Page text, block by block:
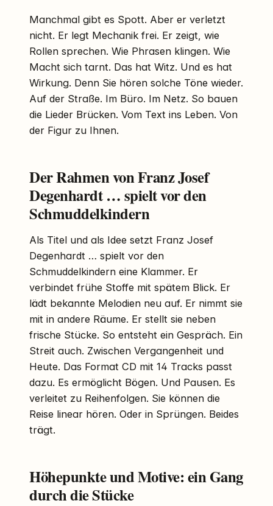
Manchmal gibt es Spott. Aber er verletzt
nicht. Er legt Mechanik frei. Er zeigt, wie
Rollen sprechen. Wie Phrasen klingen. Wie
Macht sich tarnt. Das hat Witz. Und es hat
Wirkung. Denn Sie hören solche Töne wieder.
Auf der Straße. Im Büro. Im Netz. So bauen
die Lieder Brücken. Vom Text ins Leben. Von
der Figur zu Ihnen.
Der Rahmen von Franz Josef
Degenhardt … spielt vor den
Schmuddelkindern
Als Titel und als Idee setzt Franz Josef
Degenhardt … spielt vor den
Schmuddelkindern eine Klammer. Er
verbindet frühe Stoffe mit spätem Blick. Er
lädt bekannte Melodien neu auf. Er nimmt sie
mit in andere Räume. Er stellt sie neben
frische Stücke. So entsteht ein Gespräch. Ein
Streit auch. Zwischen Vergangenheit und
Heute. Das Format CD mit 14 Tracks passt
dazu. Es ermöglicht Bögen. Und Pausen. Es
verleitet zu Reihenfolgen. Sie können die
Reise linear hören. Oder in Sprüngen. Beides
trägt.
Höhepunkte und Motive: ein Gang
durch die Stücke